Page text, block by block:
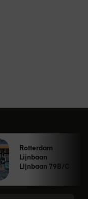
Rotterdam
Lijnbaan
Lijnbaan 79B/C